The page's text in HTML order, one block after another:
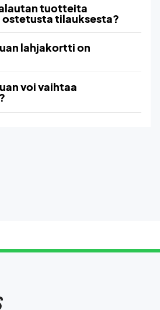
tuotteita
tilauksesta?
lahjakortti on
voi vaihtaa